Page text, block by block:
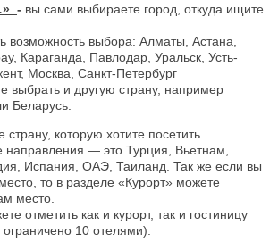
- вы сами выбираете город, откуда ищите
возможность выбора: Алматы, Астана,
Караганда, Павлодар, Уральск, Усть-
Москва, Санкт-Петербург
выбрать и другую страну, например
Беларусь.
страну, которую хотите посетить.
— это Турция, Вьетнам,
Испания, ОАЭ, Таиланд. Так же если вы
то в разделе «Курорт» можете
место.
отметить как и курорт, так и гостиницу
10 отелями).